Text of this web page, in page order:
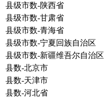
县级市数-陕西省
县级市数-甘肃省
县级市数-青海省
县级市数-宁夏回族自治区
县级市数-新疆维吾尔自治区
县数-北京市
县数-天津市
县数-河北省